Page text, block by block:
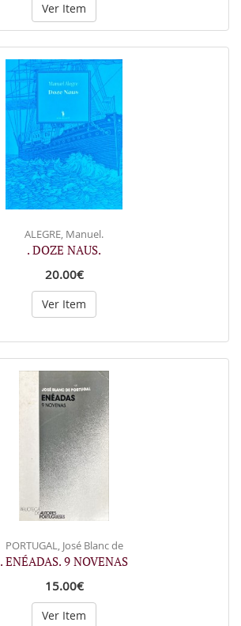
Ver Item
ALEGRE, Manuel.
. DOZE NAUS.
20.00€
Ver Item
PORTUGAL, José Blanc de
. ENÉADAS. 9 NOVENAS
15.00€
Ver Item